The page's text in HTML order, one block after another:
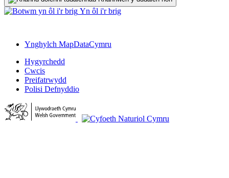
Yn ôl i'r brig
Ynghylch MapDataCymru
Hygyrchedd
Cwcis
Preifatrwydd
Polisi Defnyddio